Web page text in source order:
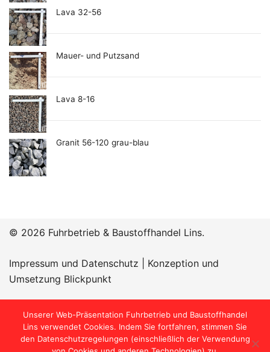
Lava 32-56
Mauer- und Putzsand
Lava 8-16
Granit 56-120 grau-blau
© 2026 Fuhrbetrieb & Baustoffhandel Lins.
Impressum und Datenschutz
Konzeption und
Umsetzung Blickpunkt
Öffnungszeiten:
Unserer Web-Präsentation Fuhrbetrieb und Baustoffhandel
Lins verwendet Cookies. Indem Sie fortfahren, stimmen Sie
den Datenschutzregelungen (einschließlich der Verwendung